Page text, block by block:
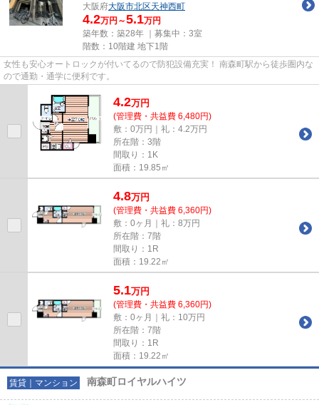
大阪府大阪市北区天神西町
4.2万円～5.1万円
築年数：築28年 ｜募集中： 3室
階数：10階建 地下1階
女性も安心オートロックが付いてるので防犯設備充実！ 南森町駅から徒歩圏内な
ので通勤・通学に便利です。
4.2万円
(管理費・共益費 6,480円)
敷：0万円｜礼：4.2万円
所在階：3階
間取り：1K
面積：19.85㎡
4.8万円
(管理費・共益費 6,360円)
敷：0ヶ月｜礼：8万円
所在階：7階
間取り：1R
面積：19.22㎡
5.1万円
(管理費・共益費 6,360円)
敷：0ヶ月｜礼：10万円
所在階：7階
間取り：1R
面積：19.22㎡
賃貸｜マンション 南森町ロイヤルハイツ